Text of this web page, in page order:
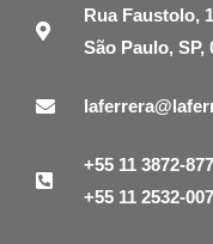
Rua Faustolo,
São Paulo, SP,
+55 11 3872-
+55 11 2532-